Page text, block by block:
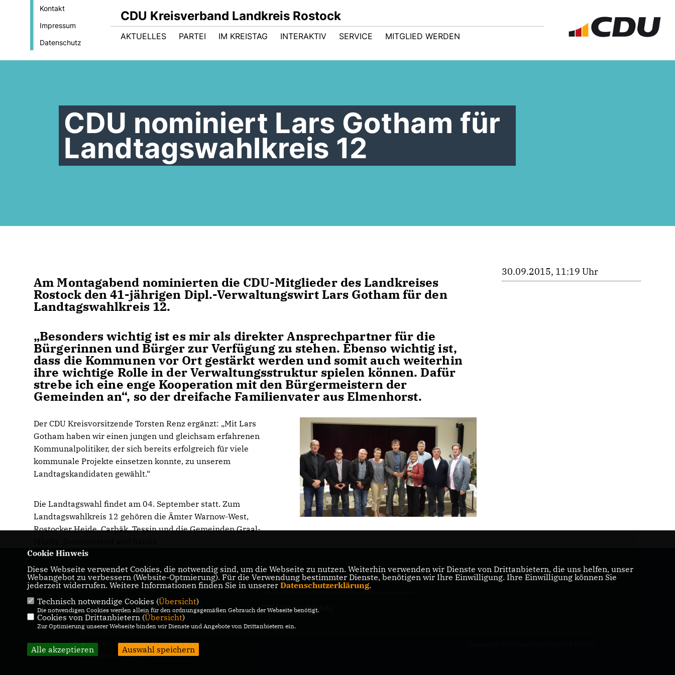
Kontakt
Impressum
Datenschutz
CDU Kreisverband Landkreis Rostock
AKTUELLES PARTEI IM KREISTAG INTERAKTIV SERVICE MITGLIED WERDEN
CDU nominiert Lars Gotham für
Landtagswahlkreis 12
Am Montagabend nominierten die CDU-Mitglieder des Landkreises
Rostock den 41-jährigen Dipl.-Verwaltungswirt Lars Gotham für den
Landtagswahlkreis 12.
Besonders wichtig ist es mir als direkter Ansprechpartner für die
Bürgerinnen und Bürger zur Verfügung zu stehen. Ebenso wichtig ist,
dass die Kommunen vor Ort gestärkt werden und somit auch weiterhin
ihre wichtige Rolle in der Verwaltungsstruktur spielen können. Dafür
strebe ich eine enge Kooperation mit den Bürgermeistern der
Gemeinden an“, so der dreifache Familienvater aus Elmenhorst.
Der CDU Kreisvorsitzende Torsten Renz ergänzt: „Mit Lars
Gotham haben wir einen jungen und gleichsam erfahrenen
Kommunalpolitiker, der sich bereits erfolgreich für viele
kommunale Projekte einsetzen konnte, zu unserem
Landtagskandidaten gewählt.“
Die Landtagswahl findet am 04. September statt. Zum
Landtagswahlkreis 12 gehören die Ämter Warnow-West,
Rostocker Heide, Carbäk, Tessin und die Gemeinden Graal-
30.09.2015, 11:19 Uhr
Homepage des CDU Kreisverbandes Landkreis
Rostock
IMPRESSUM
DATENSCHUTZ
KONTAKT
CDU Mecklenburg-Vorpommern
CDU Deutschlands
© 2026 CDU Kreisverband Landkreis Rostock
Alle Rechte vorbehalten.
Cookie Hinweis
Diese Webseite verwendet Cookies, die notwendig sind, um die Webseite zu nutzen. Weiterhin verwenden wir Dienste von Drittanbietern, die uns helfen, unser
Webangebot zu verbessern (Website-Optmierung). Für die Verwendung bestimmter Dienste, benötigen wir Ihre Einwilligung. Ihre Einwilligung können Sie
jederzeit widerrufen. Weitere Informationen finden Sie in unserer Datenschutzerklärung.
Technisch notwendige Cookies (Übersicht)
Die notwendigen Cookies werden allein für den ordnungsgemäßen Gebrauch der Webseite benötigt.
Cookies von Drittanbietern (Übersicht)
Zur Optimierung unserer Webseite binden wir Dienste und Angebote von Drittanbietern ein.
Alle akzeptieren Auswahl speichern